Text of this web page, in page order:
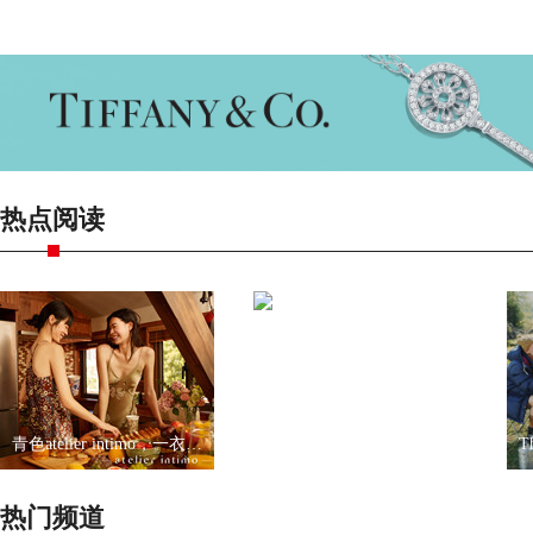
热点阅读
青色atelier intimo，一衣一带尽显优雅
热门频道